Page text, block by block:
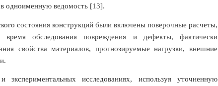
в одноименную ведомость [13].
состояния конструкций были включены поверочные расчеты,
обследования повреждения и дефекты, фактически
свойства материалов, прогнозируемые нагрузки, внешние
экспериментальных исследованиях, используя уточненную